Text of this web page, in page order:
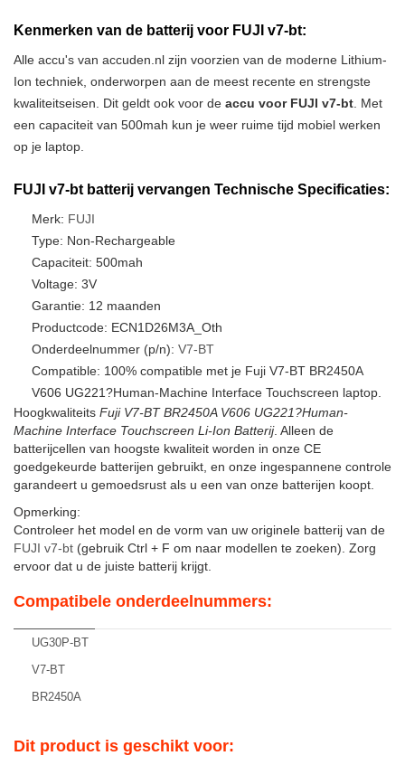
Kenmerken van de batterij voor FUJI v7-bt:
Alle accu's van accuden.nl zijn voorzien van de moderne Lithium-
Ion techniek, onderworpen aan de meest recente en strengste
kwaliteitseisen. Dit geldt ook voor de accu voor FUJI v7-bt . Met
een capaciteit van 500mah kun je weer ruime tijd mobiel werken
op je laptop.
FUJI v7-bt batterij vervangen Technische Specificaties:
Merk: FUJI
Type: Non-Rechargeable
Capaciteit: 500mah
Voltage: 3V
Garantie: 12 maanden
Productcode: ECN1D26M3A_Oth
Onderdeelnummer (p/n): V7-BT
Compatible: 100% compatible met je Fuji V7-BT BR2450A
V606 UG221?Human-Machine Interface Touchscreen laptop.
Hoogkwaliteits Fuji V7-BT BR2450A V606 UG221?Human-
Machine Interface Touchscreen Li-Ion Batterij. Alleen de
batterijcellen van hoogste kwaliteit worden in onze CE
goedgekeurde batterijen gebruikt, en onze ingespannene controle
garandeert u gemoedsrust als u een van onze batterijen koopt.
Opmerking:
Controleer het model en de vorm van uw originele batterij van de
FUJI v7-bt (gebruik Ctrl + F om naar modellen te zoeken). Zorg
ervoor dat u de juiste batterij krijgt.
Compatibele onderdeelnummers:
UG30P-BT
V7-BT
BR2450A
Dit product is geschikt voor: